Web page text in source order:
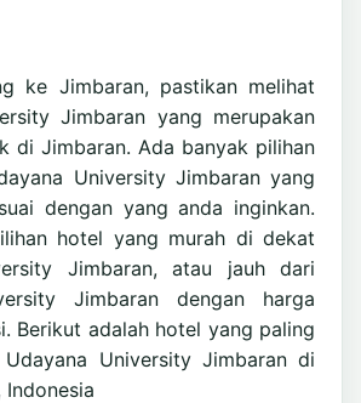
ke Jimbaran, pastikan melihat
Jimbaran yang merupakan
di Jimbaran. Ada banyak pilihan
University Jimbaran yang
dengan yang anda inginkan.
hotel yang murah di dekat
Jimbaran, atau jauh dari
Jimbaran dengan harga
Berikut adalah hotel yang paling
University Jimbaran di